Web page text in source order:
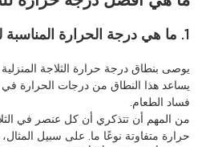
1. ما هي درجة الحرارة المناسبة للثلاجة؟
يساعد هذا النطاق من درجات الحرارة في
فساد الطعام.
من المهم أن تتذكري أن كل عنصر في
حرارة متفاوتة نوعًا ما. على سبيل